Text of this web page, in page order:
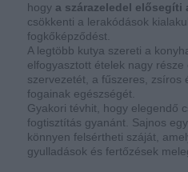
hogy a szárazeledel
csökkenti a lerakódások
fogkőképződést.
A legtöbb kutya szereti a
elfogyasztott ételek nagy
szervezetét, a fűszeres, zsíros
fogainak egészségét.
Gyakori tévhit, hogy elegendő
fogtisztítás gyanánt. Sajnos egy
könnyen felsértheti száját,
gyulladások és fertőzések